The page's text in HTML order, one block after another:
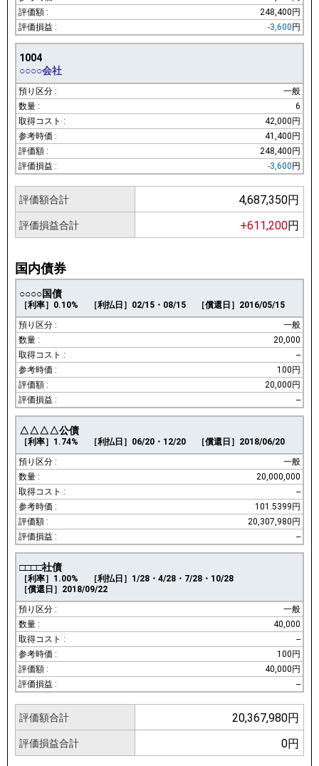
248,400円
-3,600 円
1004
○○○○会社
一般
6
42,000円
41,400円
248,400円
-3,600 円
評価額合計 4,687,350円
評価損益合計 +611,200円
国内債券
○○○○国債
［利率］0.10% ［利払日］02/15・08/15
［償還日］2016/05/15
一般
20,000
--
100円
20,000円
--
△△△△公債
［利率］1.74% ［利払日］06/20・12/20
［償還日］2018/06/20
一般
20,000,000
--
101.5399円
20,307,980円
--
□□□□社債
［利率］1.00%
［利払日］1/28・4/28・7/28・10/28
［償還日］2018/09/22
一般
40,000
--
100円
40,000円
--
評価額合計 20,367,980円
評価損益合計 0円